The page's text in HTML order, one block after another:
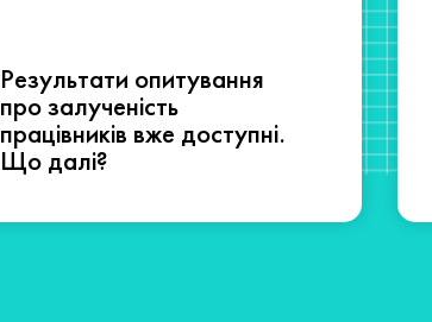
Результати опитування
про залученість
працівників вже доступні.
Що далі?